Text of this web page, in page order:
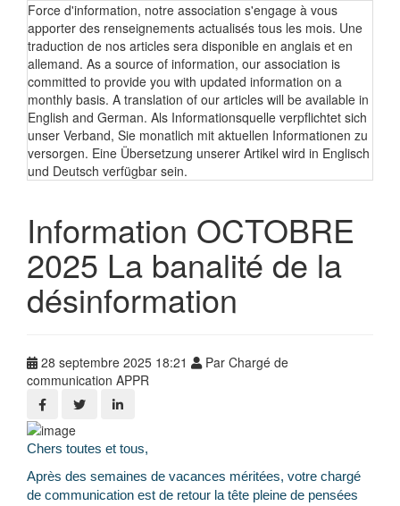
Force d'information, notre association s'engage à vous
apporter des renseignements actualisés tous les mois. Une
traduction de nos articles sera disponible en anglais et en
allemand. As a source of information, our association is
committed to provide you with updated information on a
monthly basis. A translation of our articles will be available in
English and German. Als Informationsquelle verpflichtet sich
unser Verband, Sie monatlich mit aktuellen Informationen zu
versorgen. Eine Übersetzung unserer Artikel wird in Englisch
und Deutsch verfügbar sein.
Information OCTOBRE
2025 La banalité de la
désinformation
28 septembre 2025 18:21
Par Chargé de
communication APPR
Chers toutes et tous,
Après des semaines de vacances méritées, votre chargé
de communication est de retour la tête pleine de pensées